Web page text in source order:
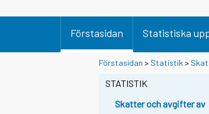
Förstasidan Statistiska
Förstasidan > Statistik >
STATISTIK
Skatter och avgifter av